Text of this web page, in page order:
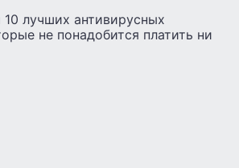
лучших антивирусных
не понадобится платить ни